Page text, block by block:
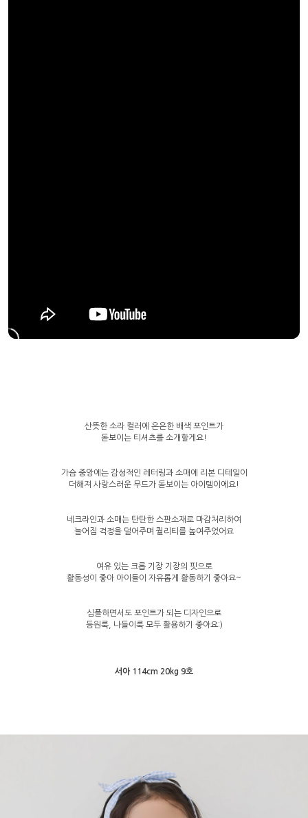
산뜻한 소라 컬러에 은은한 배색 포인트가
돋보이는 티셔츠를 소개할게요!
가슴 중앙에는 감성적인 레터링과 소매에 리본 디테일이
더해져 사랑스러운 무드가 돋보이는 아이템이에요!
네크라인과 소매는 탄탄한 스판소재로 마감처리하여
늘어짐 걱정을 덜어주며 퀄리티를 높여주었어요
여유 있는 크롭 기장 기장의 핏으로
활동성이 좋아 아이들이 자유롭게 활동하기 좋아요~
심플하면서도 포인트가 되는 디자인으로
등원룩, 나들이룩 모두 활용하기 좋아요:)
서아 114cm 20kg 9호